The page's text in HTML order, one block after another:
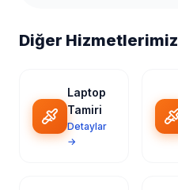
Diğer Hizmetlerimiz
Laptop
Tamiri
Detaylar
→